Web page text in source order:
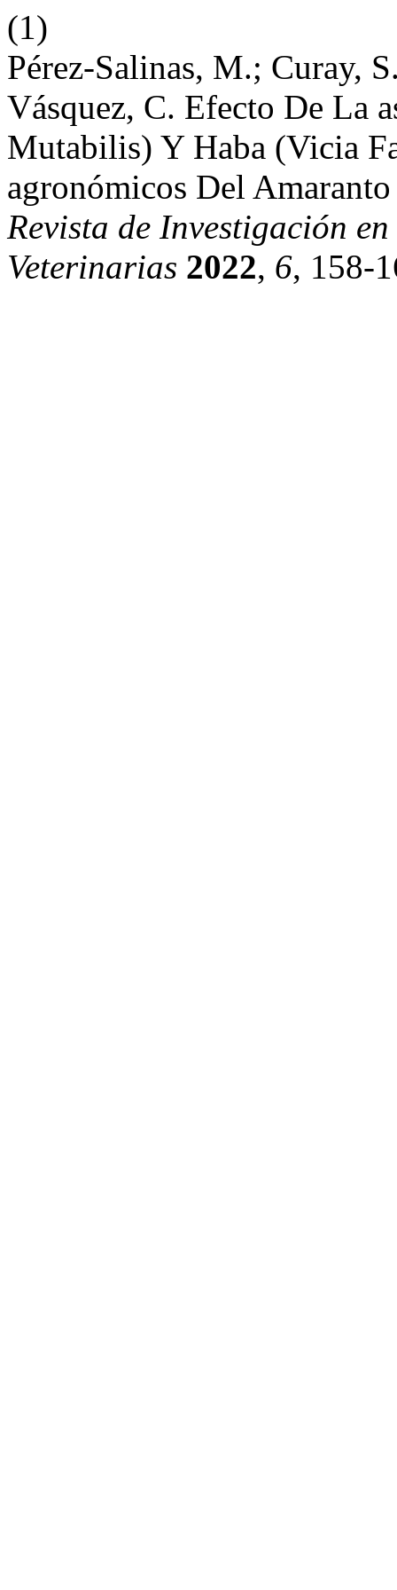
(1)
Pérez-Salinas, M.; Curay,
Vásquez, C. Efecto De La
Mutabilis) Y Haba (Vicia
agronómicos Del
Revista de Investigación
Veterinarias 2022, 6, 158-